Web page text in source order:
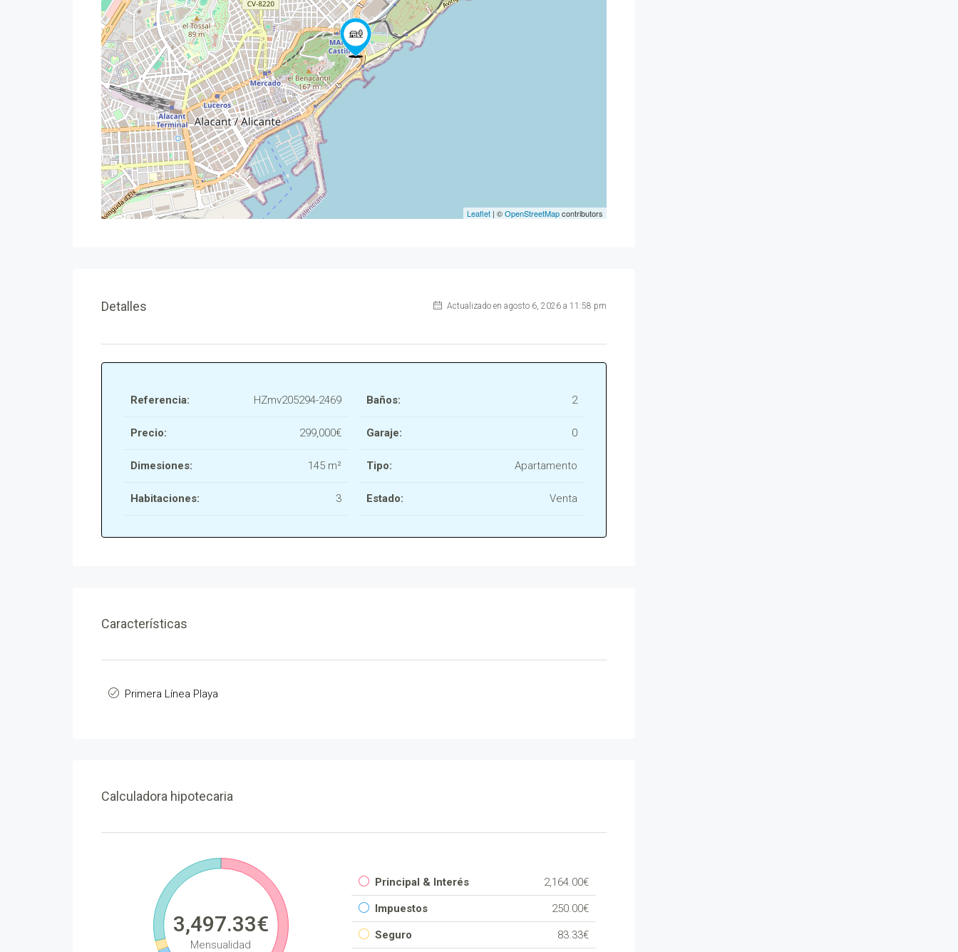
Leaflet | ©OpenStreetMapcontributors
Detalles Actualizado en agosto 6, 2026 a 11:58 pm
Referencia: HZmv205294-2469
Precio: 299,000€
Dimesiones: 145 m²
Habitaciones: 3
Baños: 2
Garaje: 0
Tipo: Apartamento
Estado: Venta
Características
Primera Línea Playa
Calculadora hipotecaria
3,497.33€
Mensualidad
Principal & Interés 2,164.00€
Impuestos 250.00€
Seguro 83.33€